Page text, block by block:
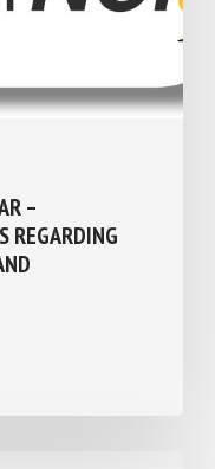
–
REGARDING